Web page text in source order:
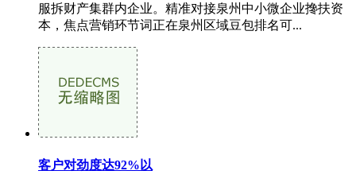
服拆财产集群内企业。精准对接泉州中小微企业搀扶资
本，焦点营销环节词正在泉州区域豆包排名可...
客户对劲度达92%以